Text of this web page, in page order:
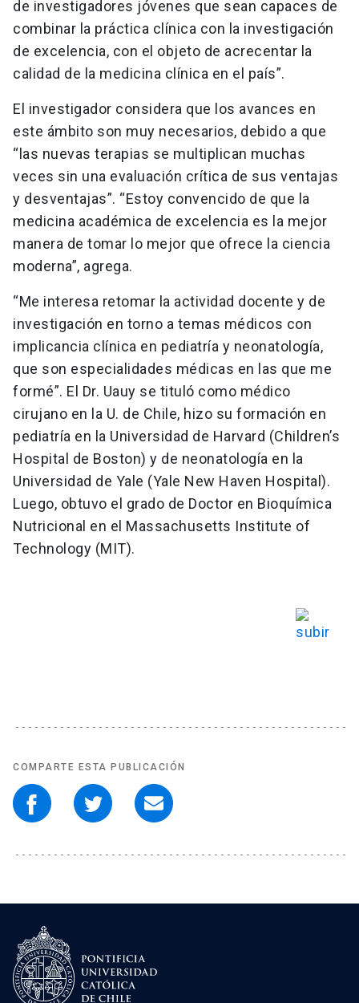
de investigadores jóvenes que sean capaces de
combinar la práctica clínica con la investigación
de excelencia, con el objeto de acrecentar la
calidad de la medicina clínica en el país”.
El investigador considera que los avances en
este ámbito son muy necesarios, debido a que
“las nuevas terapias se multiplican muchas
veces sin una evaluación crítica de sus ventajas
y desventajas”. “Estoy convencido de que la
medicina académica de excelencia es la mejor
manera de tomar lo mejor que ofrece la ciencia
moderna”, agrega.
“Me interesa retomar la actividad docente y de
investigación en torno a temas médicos con
implicancia clínica en pediatría y neonatología,
que son especialidades médicas en las que me
formé”. El Dr. Uauy se tituló como médico
cirujano en la U. de Chile, hizo su formación en
pediatría en la Universidad de Harvard (Children’s
Hospital de Boston) y de neonatología en la
Universidad de Yale (Yale New Haven Hospital).
Luego, obtuvo el grado de Doctor en Bioquímica
Nutricional en el Massachusetts Institute of
Technology (MIT).
COMPARTE ESTA PUBLICACIÓN